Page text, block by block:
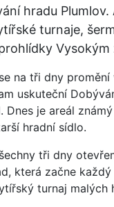
hradu
turnaje,
Vysokým
na tři dny
uskuteční
Dnes je areál
hradní sídlo.
tři dny
která začne
turnaj malých